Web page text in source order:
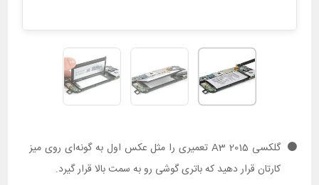
گلکسی A3 2015 تعمیری را مثل عکس اول به گونه‌ای روی میز
کارتان قرار دهید که باتری گوشی رو به سمت بالا قرار گیرد.